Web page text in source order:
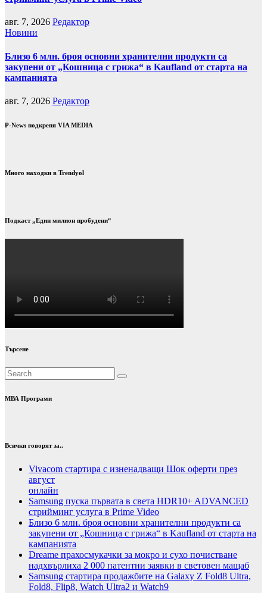
авг. 7, 2026 Редактор
Новини
Близо 6 млн. броя основни хранителни продукти са
закупени от „Кошница с грижа“ в Kaufland от старта на
кампанията
авг. 7, 2026 Редактор
P-News подкрепя VIA MEDIA
Много находки в Trendyol
Подкаст „Един милион пробудени“
Търсене
МВА Програми
Всички говорят за..
Vivacom стартира с изненадващи Шок оферти през
август
онлайн
Samsung пуска първата в света HDR10+ ADVANCED
стрийминг услуга в Prime Video
Близо 6 млн. броя основни хранителни продукти са
закупени от „Кошница с грижа“ в Kaufland от старта на
кампанията
Dreame прахосмукачки за мокро и сухо почистване
надхвърлиха 2 000 патентни заявки в световен мащаб
Samsung стартира продажбите на Galaxy Z Fold8 Ultra,
Fold8, Flip8, Watch Ultra2 и Watch9